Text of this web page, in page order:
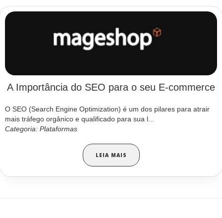
A Importância do SEO para o seu E-commerce
O SEO (Search Engine Optimization) é um dos pilares para atrair
mais tráfego orgânico e qualificado para sua l...
Categoria: Plataformas
LEIA MAIS